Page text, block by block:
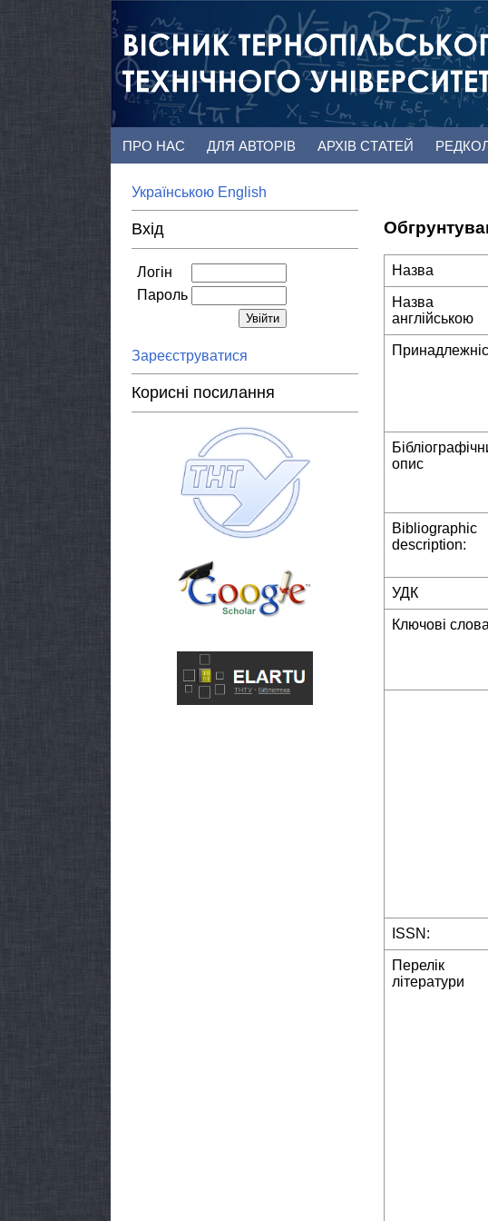
ПРО НАС ДЛЯ АВТОРІВ АРХІВ СТАТЕЙ
Українською English
Вхід
Логін
Пароль
Зареєструватися
Корисні посилання
Назва
Назва
англійською
опис
Bibliographic
description:
УДК
Ключові
ISSN:
Перелік
літератури